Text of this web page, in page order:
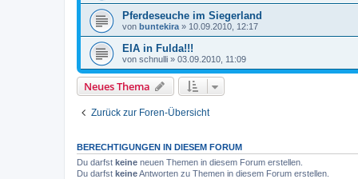
Pferdeseuche im Siegerland
von buntekira » 10.09.2010, 12:17
EIA in Fulda!!!
von schnulli » 03.09.2010, 11:09
Neues Thema
Zurück zur Foren-Übersicht
BERECHTIGUNGEN IN DIESEM FORUM
Du darfst keine neuen Themen in diesem Forum erstellen.
Du darfst keineAntworten zu Themen in diesem Forum erstellen.